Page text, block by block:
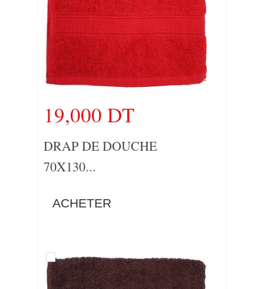
19,000 DT
DRAP DE DOUCHE
70X130...
ACHETER